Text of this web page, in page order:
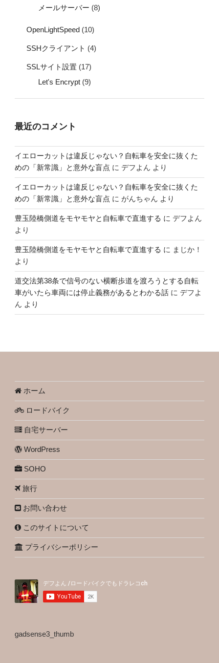
メールサーバー (8)
OpenLightSpeed (10)
SSHクライアント (4)
SSLサイト設置 (17)
Let's Encrypt (9)
最近のコメント
イエローカットは違反じゃない？自転車を安全に抜くた
めの「新常識」と意外な盲点 に デフよん より
イエローカットは違反じゃない？自転車を安全に抜くた
めの「新常識」と意外な盲点 に がんちゃん より
豊玉陸橋側道をモヤモヤと自転車で直進する に デフよん
より
豊玉陸橋側道をモヤモヤと自転車で直進する に まじか！
より
道交法第38条で信号のない横断歩道を渡ろうとする自転
車がいたら車両には停止義務があるとわかる話 に デフよ
ん より
ホーム
ロードバイク
自宅サーバー
WordPress
SOHO
旅行
お問い合わせ
このサイトについて
プライバシーポリシー
gadsense3_thumb